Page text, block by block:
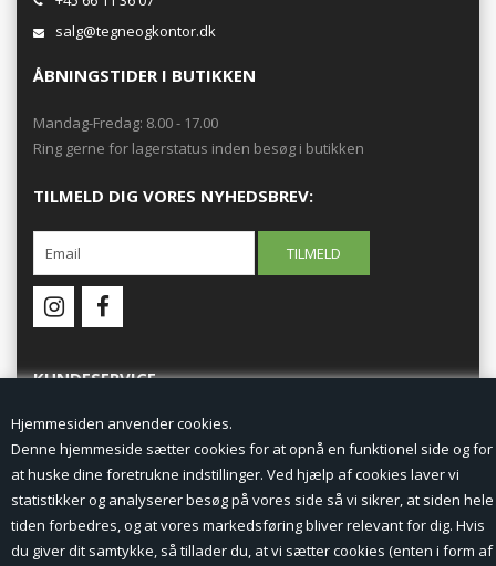
Hjemmesiden anvender cookies.
Denne hjemmeside sætter cookies for at opnå en funktionel side og for
at huske dine foretrukne indstillinger. Ved hjælp af cookies laver vi
statistikker og analyserer besøg på vores side så vi sikrer, at siden hele
tiden forbedres, og at vores markedsføring bliver relevant for dig. Hvis
du giver dit samtykke, så tillader du, at vi sætter cookies (enten i form af
salg@tegneogkontor.dk
ÅBNINGSTIDER I BUTIKKEN
Mandag-Fredag: 8.00 - 17.00
Ring gerne for lagerstatus inden besøg i butikken
TILMELD DIG VORES NYHEDSBREV:
KUNDESERVICE
Forside
Min Konto
Nyheder